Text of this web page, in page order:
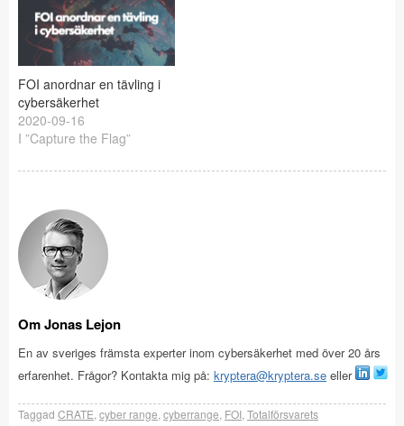
FOI anordnar en tävling i
cybersäkerhet
2020-09-16
I ”Capture the Flag”
Om Jonas Lejon
En av sveriges främsta experter inom cybersäkerhet med över 20 års
erfarenhet. Frågor? Kontakta mig på: kryptera@kryptera.se eller
Taggad CRATE cyber range cyberrange FOI Totalförsvarets